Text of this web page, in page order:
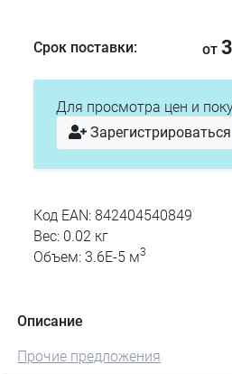
Срок поставки: от
Для просмотра цен и
Зарегистрироваться
Код EAN: 842404540849
Вес: 0.02 кг
Объем: 3.6E-5 м3
Описание
Прочие предложения